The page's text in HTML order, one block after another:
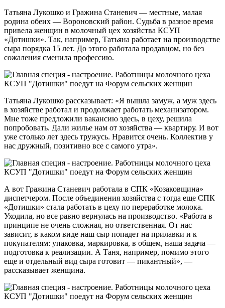
Татьяна Лукошко и Гражина Станевич — местные, малая
родина обеих — Вороновский район. Судьба в разное время
привела женщин в молочный цех хозяйства КСУП
«Дотишки». Так, например, Татьяна работает на производстве
сыра порядка 15 лет. До этого работала продавцом, но без
сожаления сменила профессию.
Татьяна Лукошко рассказывает: «Я вышла замуж, а муж здесь
в хозяйстве работал и продолжает работать механизатором.
Мне тоже предложили вакансию здесь, в цеху, решила
попробовать. Дали жилье нам от хозяйства — квартиру. И вот
уже столько лет здесь тружусь. Нравится очень. Коллектив у
нас дружный, позитивно все с самого утра».
А вот Гражина Станевич работала в СПК «Козаковщина»
диспетчером. После объединения хозяйства с тогда еще СПК
«Дотишки» стала работать в цеху по переработке молока.
Уходила, но все равно вернулась на производство. «Работа в
принципе не очень сложная, но ответственная. От нас
зависит, в каком виде наш сыр попадет на прилавки и к
покупателям: упаковка, маркировка, в общем, наша задача —
подготовка к реализации. А Таня, например, помимо этого
еще и отдельный вид сыра готовит — пикантный», —
рассказывает женщина.